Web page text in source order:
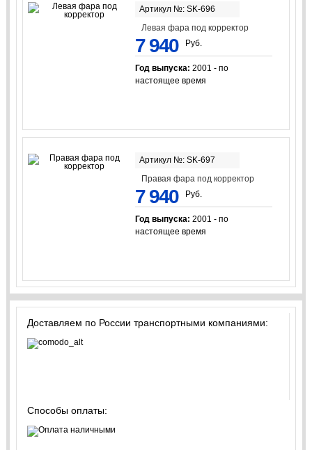
Артикул №: SK-696
Левая фара под корректор
7 940 Руб.
Год выпуска: 2001 - по
настоящее время
Артикул №: SK-697
Правая фара под корректор
7 940 Руб.
Год выпуска: 2001 - по
настоящее время
Доставляем по России транспортными компаниями:
Способы оплаты: